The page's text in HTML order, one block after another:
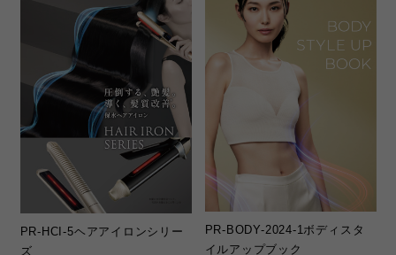
PR-HCI-5ヘアアイロンシリー
ズ
PR-BODY-2024-1ボディスタ
イルアップブック